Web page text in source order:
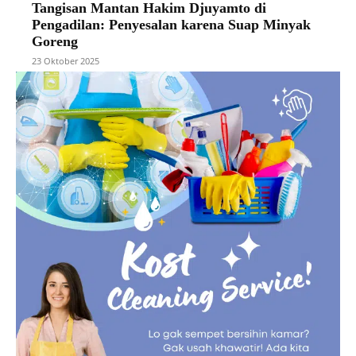
Tangisan Mantan Hakim Djuyamto di
Pengadilan: Penyesalan karena Suap Minyak
Goreng
23 Oktober 2025